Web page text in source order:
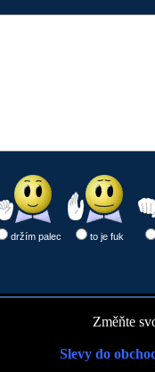
držím palec to je fuk
Změňte
Slevy do